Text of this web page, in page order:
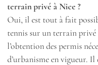
terrain privé à Nice ?
Oui, il est tout à fait
tennis sur un terrain privé
l’obtention des permis
d’urbanisme en vigueur.